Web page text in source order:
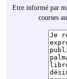
Etre informé par
courses